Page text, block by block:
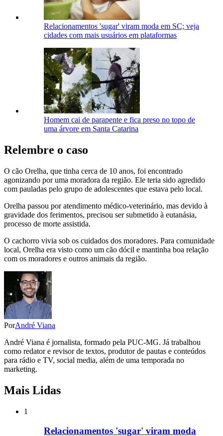
Relacionamentos 'sugar' viram moda em SC; veja
cidades com mais usuários em plataformas
Homem cai de parapente e fica preso no topo de
uma árvore em Santa Catarina
Relembre o caso
O cão Orelha, que tinha cerca de 10 anos, foi encontrado
agonizando por uma moradora da região. Ele teria sido agredido
com pauladas pelo grupo de adolescentes que estava pelo local.
Orelha passou por atendimento médico-veterinário, mas devido à
gravidade dos ferimentos, precisou ser submetido à eutanásia,
processo de morte assistida.
O cachorro vivia sob os cuidados dos moradores. Para comunidade
local, Orelha era visto como um cão dócil e mantinha boa relação
com os moradores e outros animais da região.
PorAndré Viana
André Viana é jornalista, formado pela PUC-MG. Já trabalhou
como redator e revisor de textos, produtor de pautas e conteúdos
para rádio e TV, social media, além de uma temporada no
marketing.
Mais Lidas
1
Relacionamentos 'sugar' viram moda